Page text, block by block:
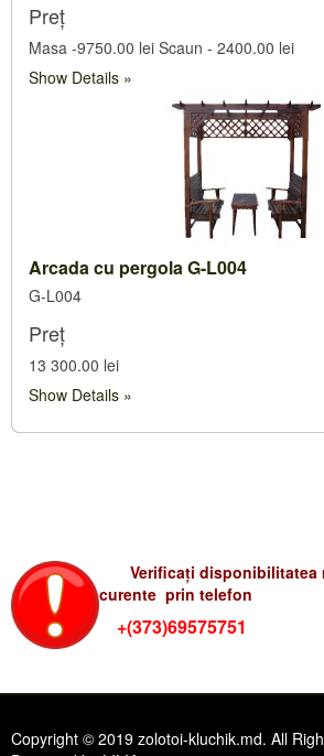
Preț
Masa -9750.00 lei Scaun - 2400.00 lei
Show Details
Arcada cu pergola G-L004
G-L004
Preț
13 300.00 lei
Show Details
Verificați disponibilitatea
curente prin telefon
+(373)69575751
Copyright © 2019 zolotoi-kluchik.md. All